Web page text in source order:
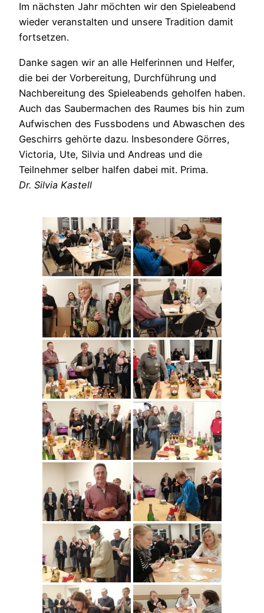
Im nächsten Jahr möchten wir den Spieleabend
wieder veranstalten und unsere Tradition damit
fortsetzen.
Danke sagen wir an alle Helferinnen und Helfer,
die bei der Vorbereitung, Durchführung und
Nachbereitung des Spieleabends geholfen haben.
Auch das Saubermachen des Raumes bis hin zum
Aufwischen des Fussbodens und Abwaschen des
Geschirrs gehörte dazu. Insbesondere Görres,
Victoria, Ute, Silvia und Andreas und die
Teilnehmer selber halfen dabei mit. Prima.
Dr. Silvia Kastell